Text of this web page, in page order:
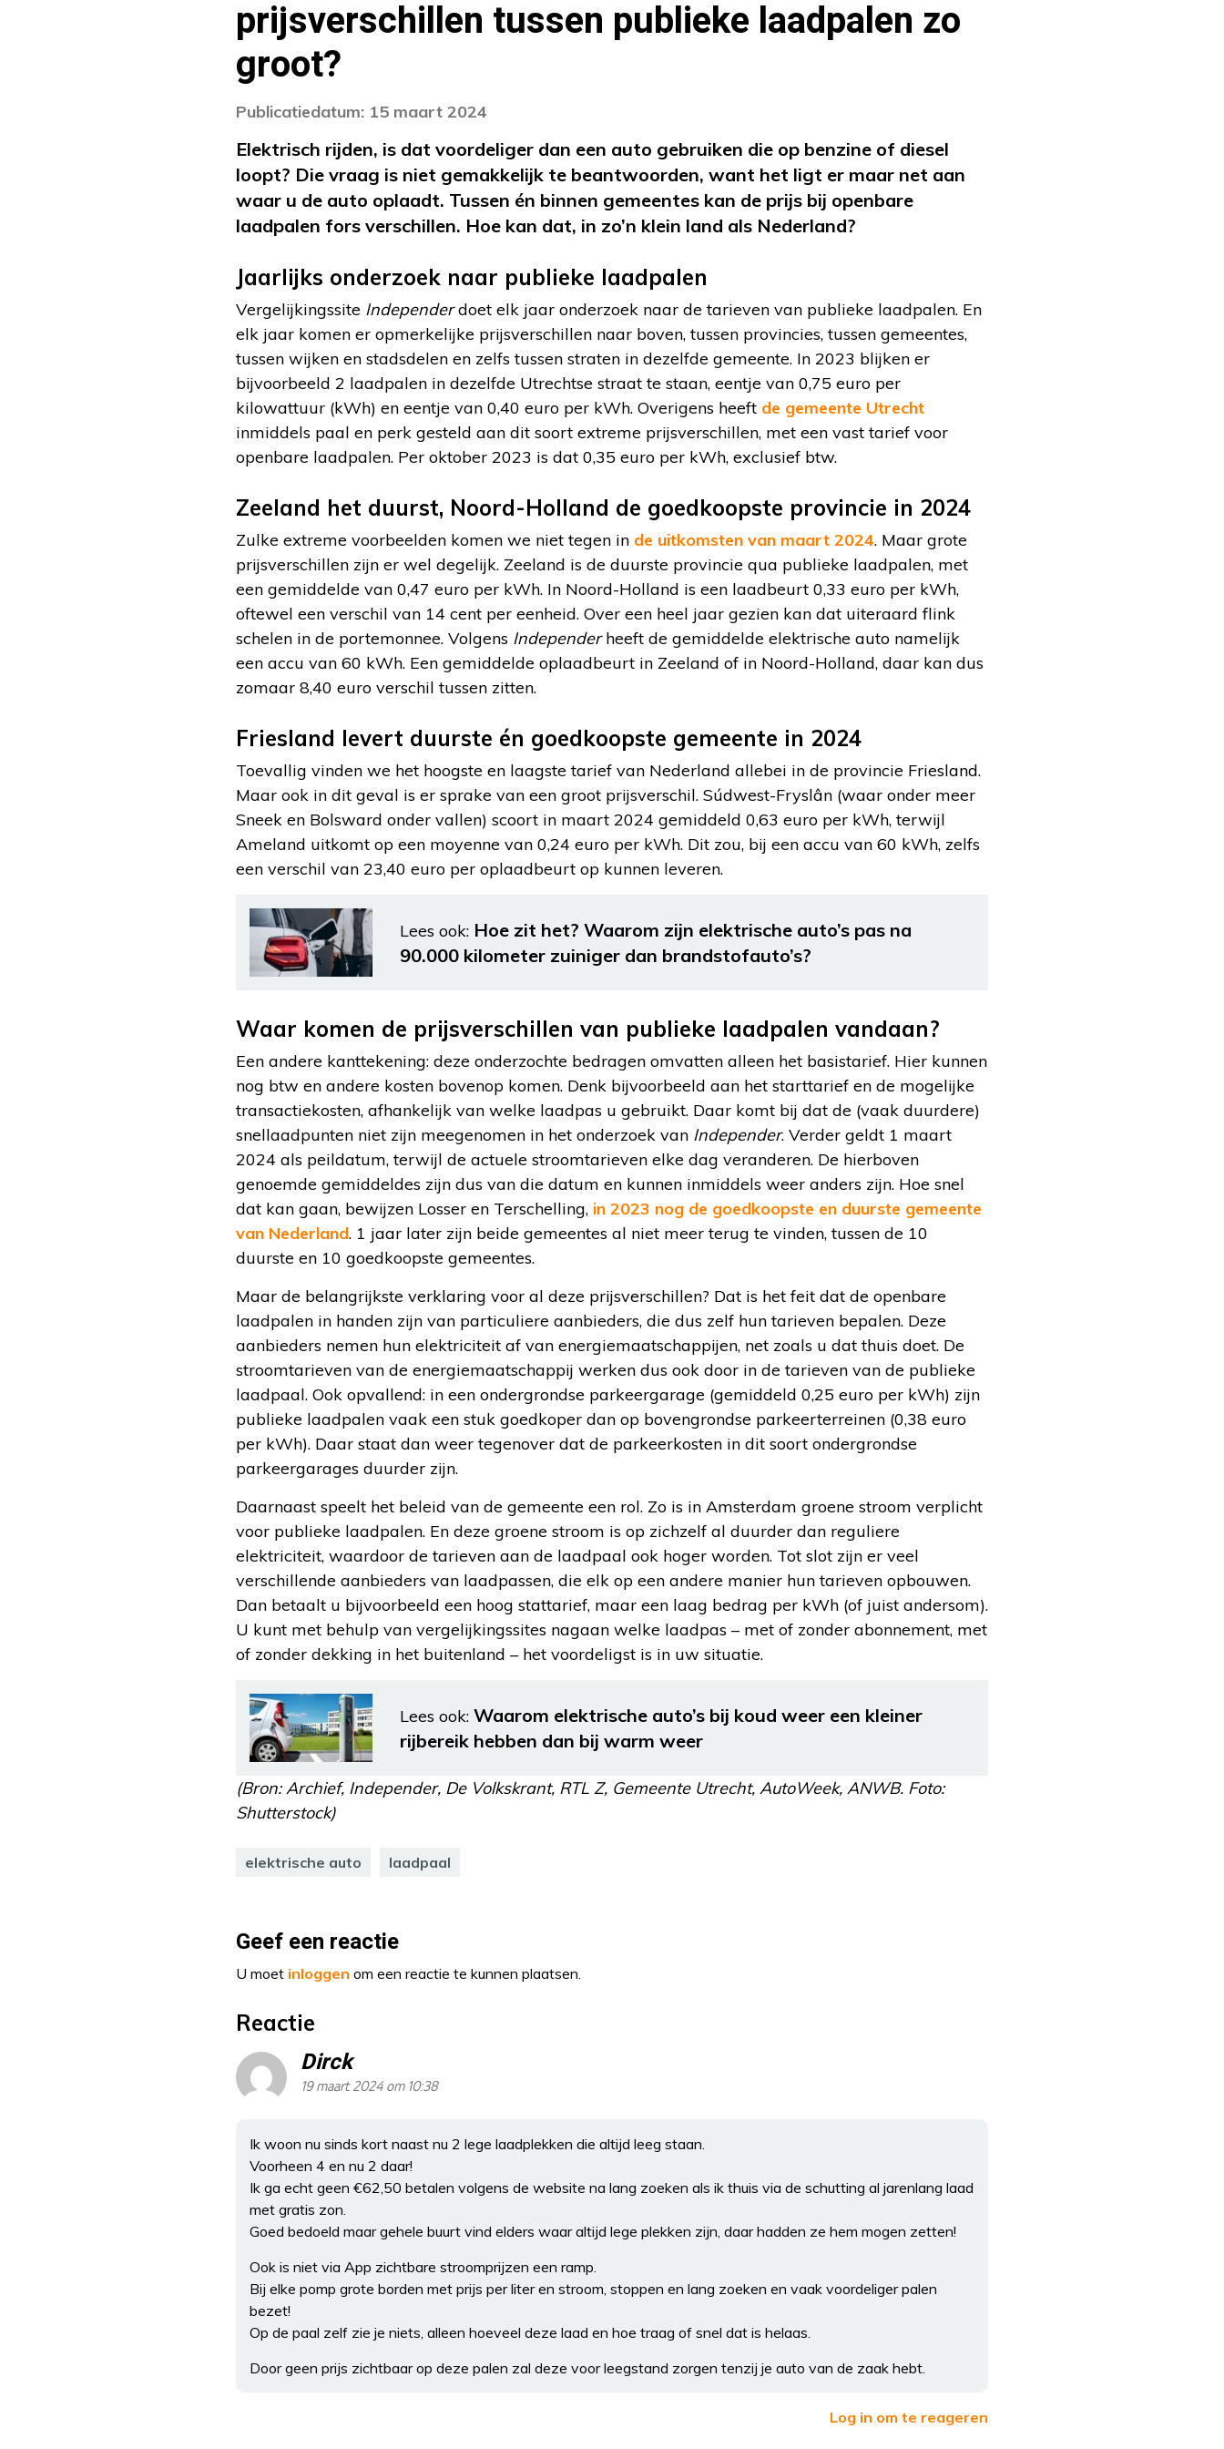
prijsverschillen tussen publieke laadpalen zo
groot?
Publicatiedatum: 15 maart 2024
Elektrisch rijden, is dat voordeliger dan een auto gebruiken die op benzine of diesel
loopt? Die vraag is niet gemakkelijk te beantwoorden, want het ligt er maar net aan
waar u de auto oplaadt. Tussen én binnen gemeentes kan de prijs bij openbare
laadpalen fors verschillen. Hoe kan dat, in zo’n klein land als Nederland?
Jaarlijks onderzoek naar publieke laadpalen
Vergelijkingssite Independerdoet elk jaar onderzoek naar de tarieven van publieke laadpalen. En
elk jaar komen er opmerkelijke prijsverschillen naar boven, tussen provincies, tussen gemeentes,
tussen wijken en stadsdelen en zelfs tussen straten in dezelfde gemeente. In 2023 blijken er
bijvoorbeeld 2 laadpalen in dezelfde Utrechtse straat te staan, eentje van 0,75 euro per
kilowattuur (kWh) en eentje van 0,40 euro per kWh. Overigens heeft de gemeente Utrecht
inmiddels paal en perk gesteld aan dit soort extreme prijsverschillen, met een vast tarief voor
openbare laadpalen. Per oktober 2023 is dat 0,35 euro per kWh, exclusief btw.
Zeeland het duurst, Noord-Holland de goedkoopste provincie in 2024
Zulke extreme voorbeelden komen we niet tegen in de uitkomsten van maart 2024. Maar grote
prijsverschillen zijn er wel degelijk. Zeeland is de duurste provincie qua publieke laadpalen, met
een gemiddelde van 0,47 euro per kWh. In Noord-Holland is een laadbeurt 0,33 euro per kWh,
oftewel een verschil van 14 cent per eenheid. Over een heel jaar gezien kan dat uiteraard flink
schelen in de portemonnee. Volgens Independerheeft de gemiddelde elektrische auto namelijk
een accu van 60 kWh. Een gemiddelde oplaadbeurt in Zeeland of in Noord-Holland, daar kan dus
zomaar 8,40 euro verschil tussen zitten.
Friesland levert duurste én goedkoopste gemeente in 2024
Toevallig vinden we het hoogste en laagste tarief van Nederland allebei in de provincie Friesland.
Maar ook in dit geval is er sprake van een groot prijsverschil. Súdwest-Fryslân (waar onder meer
Sneek en Bolsward onder vallen) scoort in maart 2024 gemiddeld 0,63 euro per kWh, terwijl
Ameland uitkomt op een moyenne van 0,24 euro per kWh. Dit zou, bij een accu van 60 kWh, zelfs
een verschil van 23,40 euro per oplaadbeurt op kunnen leveren.
Lees ook: Hoe zit het? Waarom zijn elektrische auto’s pas na
90.000 kilometer zuiniger dan brandstofauto’s?
Waar komen de prijsverschillen van publieke laadpalen vandaan?
Een andere kanttekening: deze onderzochte bedragen omvatten alleen het basistarief. Hier kunnen
nog btw en andere kosten bovenop komen. Denk bijvoorbeeld aan het starttarief en de mogelijke
transactiekosten, afhankelijk van welke laadpas u gebruikt. Daar komt bij dat de (vaak duurdere)
snellaadpunten niet zijn meegenomen in het onderzoek van Independer. Verder geldt 1 maart
2024 als peildatum, terwijl de actuele stroomtarieven elke dag veranderen. De hierboven
genoemde gemiddeldes zijn dus van die datum en kunnen inmiddels weer anders zijn. Hoe snel
dat kan gaan, bewijzen Losser en Terschelling, in 2023 nog de goedkoopste en duurste gemeente
van Nederland. 1 jaar later zijn beide gemeentes al niet meer terug te vinden, tussen de 10
duurste en 10 goedkoopste gemeentes.
Maar de belangrijkste verklaring voor al deze prijsverschillen? Dat is het feit dat de openbare
laadpalen in handen zijn van particuliere aanbieders, die dus zelf hun tarieven bepalen. Deze
aanbieders nemen hun elektriciteit af van energiemaatschappijen, net zoals u dat thuis doet. De
stroomtarieven van de energiemaatschappij werken dus ook door in de tarieven van de publieke
laadpaal. Ook opvallend: in een ondergrondse parkeergarage (gemiddeld 0,25 euro per kWh) zijn
publieke laadpalen vaak een stuk goedkoper dan op bovengrondse parkeerterreinen (0,38 euro
per kWh). Daar staat dan weer tegenover dat de parkeerkosten in dit soort ondergrondse
parkeergarages duurder zijn.
Daarnaast speelt het beleid van de gemeente een rol. Zo is in Amsterdam groene stroom verplicht
voor publieke laadpalen. En deze groene stroom is op zichzelf al duurder dan reguliere
elektriciteit, waardoor de tarieven aan de laadpaal ook hoger worden. Tot slot zijn er veel
verschillende aanbieders van laadpassen, die elk op een andere manier hun tarieven opbouwen.
Dan betaalt u bijvoorbeeld een hoog stattarief, maar een laag bedrag per kWh (of juist andersom).
U kunt met behulp van vergelijkingssites nagaan welke laadpas – met of zonder abonnement, met
of zonder dekking in het buitenland – het voordeligst is in uw situatie.
Lees ook: Waarom elektrische auto’s bij koud weer een kleiner
rijbereik hebben dan bij warm weer
(Bron: Archief, Independer, De Volkskrant, RTL Z, Gemeente Utrecht, AutoWeek, ANWB. Foto:
Shutterstock)
elektrische auto laadpaal
Geef een reactie
U moet inloggen om een reactie te kunnen plaatsen.
Reactie
Dirck
19 maart 2024 om 10:38
Ik woon nu sinds kort naast nu 2 lege laadplekken die altijd leeg staan.
Voorheen 4 en nu 2 daar!
Ik ga echt geen €62,50 betalen volgens de website na lang zoeken als ik thuis via de schutting al jarenlang laad
met gratis zon.
Goed bedoeld maar gehele buurt vind elders waar altijd lege plekken zijn, daar hadden ze hem mogen zetten!
Ook is niet via App zichtbare stroomprijzen een ramp.
Bij elke pomp grote borden met prijs per liter en stroom, stoppen en lang zoeken en vaak voordeliger palen
bezet!
Op de paal zelf zie je niets, alleen hoeveel deze laad en hoe traag of snel dat is helaas.
Door geen prijs zichtbaar op deze palen zal deze voor leegstand zorgen tenzij je auto van de zaak hebt.
Log in om te reageren